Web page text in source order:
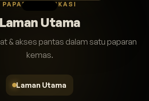
PAPARAN APLIKASI
Laman Utama
& akses pantas dalam satu paparan
kemas.
Laman Utama